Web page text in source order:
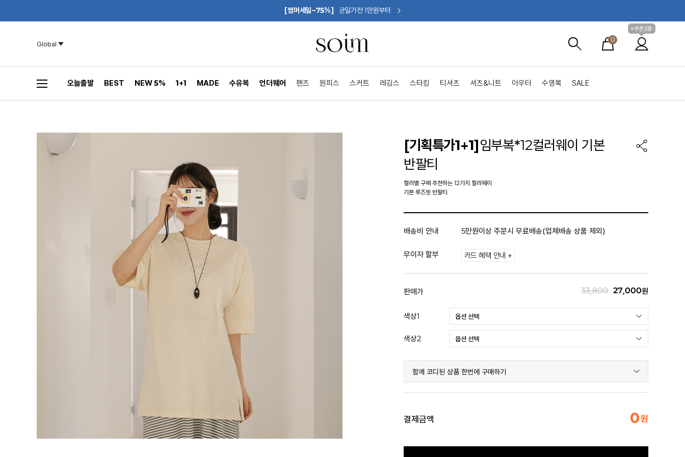
[썸머세일~75%] 균일가전 1만원부터
Global
0
+쿠폰2종
오늘출발 BEST NEW 5% 1+1 MADE 수유복 언더웨어 팬츠 원피스 스커트 레깅스 스타킹 티셔츠 셔츠&니트 아우터 수영복 SALE
[기획특가1+1]임부복*12컬러웨이 기본
반팔티
컬러별 구매 추천하는 12가지 컬러웨이
기본 루즈핏 반팔티
배송비 안내 5만원이상 주문시 무료배송(업체배송 상품 제외)
무이자 할부 카드 혜택 안내 +
판매가 33,800 27,000원
색상1
색상2
함께 코디된 상품 한번에 구매하기
결제금액 0원